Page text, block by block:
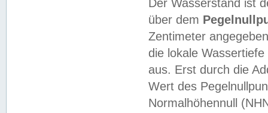
Der Wasserstand ist
über dem
Zentimeter
die lokale
aus. Erst durch die
Wert des
Normalhöhennull